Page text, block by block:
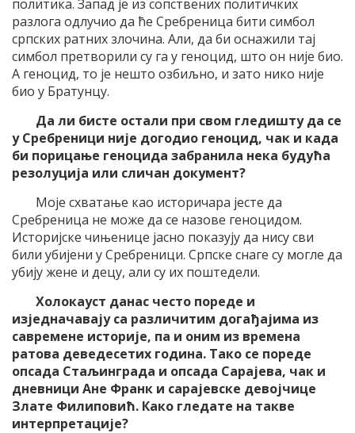
политика. Запад је из сопствених политичких
разлога одлучио да ће Сребреница бити симбол
српских ратних злочина. Али, да би оснажили тај
симбол претворили су га у геноцид, што он није био.
А геноцид, то је нешто озбиљно, и зато нико није
био у Братунцу.
Да ли бисте остали при свом гледишту да се
у Сребреници није догодио геноцид, чак и када
би порицање геноцида забранила нека будућа
резолуција или сличан документ?
Моје схватање као историчара јесте да
Сребреница не може да се назове геноцидом.
Историјске чињенице јасно показују да нису сви
били убијени у Сребреници. Српске снаге су могле да
убију жене и децу, али су их поштедели.
Холокауст данас често пореде и
изједначавају са различитим догађајима из
савремене историје, па и оним из времена
ратова деведесетих година. Тако се пореде
опсада Стаљинграда и опсада Сарајева, чак и
дневници Ане Франк и сарајевске девојчице
Злате Филиповић. Како гледате на такве
интерпретације?